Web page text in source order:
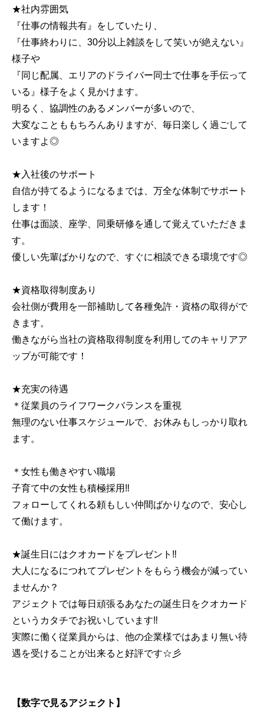
★社内雰囲気
『仕事の情報共有』をしていたり、
『仕事終わりに、30分以上雑談をして笑いが絶えない』
様子や
『同じ配属、エリアのドライバー同士で仕事を手伝って
いる』様子をよく見かけます。
明るく、協調性のあるメンバーが多いので、
大変なことももちろんありますが、毎日楽しく過ごして
いますよ◎
★入社後のサポート
自信が持てるようになるまでは、万全な体制でサポート
します！
仕事は面談、座学、同乗研修を通して覚えていただきま
す。
優しい先輩ばかりなので、すぐに相談できる環境です◎
★資格取得制度あり
会社側が費用を一部補助して各種免許・資格の取得がで
きます。
働きながら当社の資格取得制度を利用してのキャリアア
ップが可能です！
★充実の待遇
＊従業員のライフワークバランスを重視
無理のない仕事スケジュールで、お休みもしっかり取れ
ます。
＊女性も働きやすい職場
子育て中の女性も積極採用‼
フォローしてくれる頼もしい仲間ばかりなので、安心し
て働けます。
★誕生日にはクオカードをプレゼント‼
大人になるにつれてプレゼントをもらう機会が減ってい
ませんか？
アジェクトでは毎日頑張るあなたの誕生日をクオカード
というカタチでお祝いしています‼
実際に働く従業員からは、他の企業様ではあまり無い待
遇を受けることが出来ると好評です☆彡
【数字で見るアジェクト】